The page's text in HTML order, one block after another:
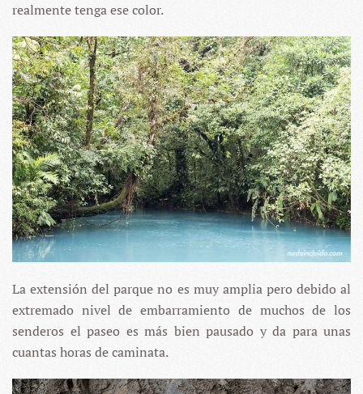
realmente tenga ese color.
La extensión del parque no es muy amplia pero debido al
extremado nivel de embarramiento de muchos de los
senderos el paseo es más bien pausado y da para unas
cuantas horas de caminata.